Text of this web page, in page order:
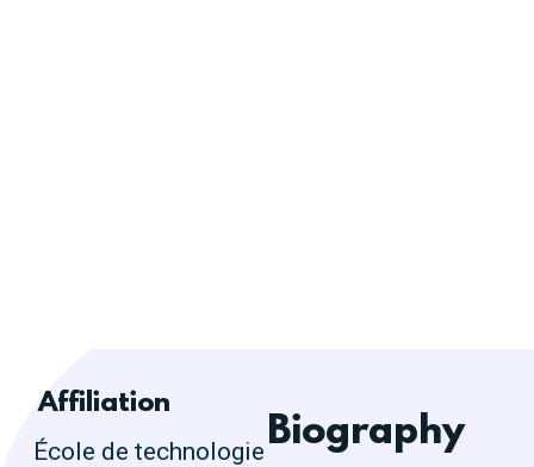
Biography
Affiliation
École de technologie